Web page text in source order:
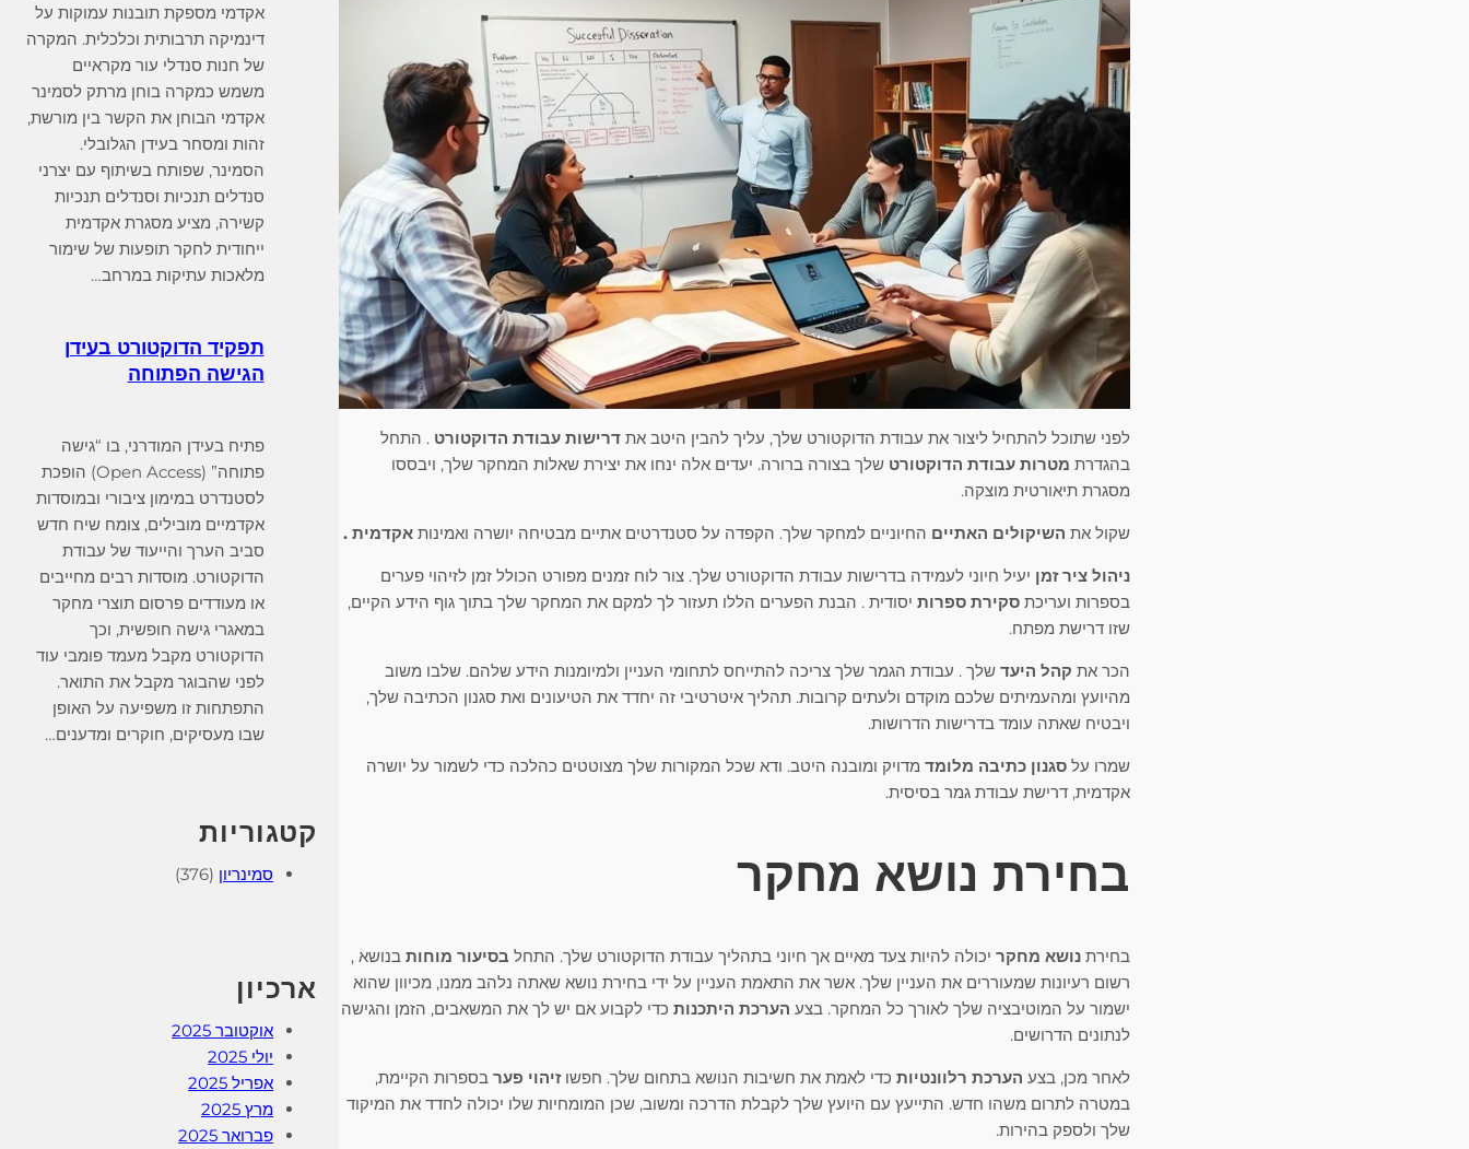
לפני שתוכל להתחיל ליצור את עבודת הדוקטורט שלך, עליך להבין היטב אתדרישות עבודת הדוקטורט . התחל
בהגדרת מטרות עבודת הדוקטורט שלך בצורה ברורה. יעדים אלה ינחו את יצירת שאלות המחקר שלך, ויבססו
מסגרת תיאורטית מוצקה.
שקול את השיקולים האתיים החיוניים למחקר שלך. הקפדה על סטנדרטים אתיים מבטיחה יושרה ואמינותאקדמית .
ניהול ציר זמן יעיל חיוני לעמידה בדרישות עבודת הדוקטורט שלך. צור לוח זמנים מפורט הכולל זמן לזיהוי פערים
בספרות ועריכתסקירת ספרות יסודית . הבנת הפערים הללו תעזור לך למקם את המחקר שלך בתוך גוף הידע הקיים,
שזו דרישת מפתח.
הכר את קהל היעד שלך . עבודת הגמר שלך צריכה להתייחס לתחומי העניין ולמיומנות הידע שלהם. שלבו משוב
מהיועץ ומהעמיתים שלכם מוקדם ולעתים קרובות. תהליך איטרטיבי זה יחדד את הטיעונים ואת סגנון הכתיבה שלך,
ויבטיח שאתה עומד בדרישות הדרושות.
שמרו עלסגנון כתיבה מלומד מדויק ומובנה היטב. ודא שכל המקורות שלך מצוטטים כהלכה כדי לשמור על יושרה
אקדמית, דרישת עבודת גמר בסיסית.
בחירת נושא מחקר
בחירתנושא מחקר יכולה להיות צעד מאיים אך חיוני בתהליך עבודת הדוקטורט שלך. התחל בסיעור מוחות בנושא ,
רשום רעיונות שמעוררים את העניין שלך. אשר את התאמת העניין על ידי בחירת נושא שאתה נלהב ממנו, מכיוון שהוא
ישמור על המוטיבציה שלך לאורך כל המחקר. בצע הערכת היתכנות כדי לקבוע אם יש לך את המשאבים, הזמן והגישה
לנתונים הדרושים.
לאחר מכן, בצע הערכת רלוונטיות כדי לאמת את חשיבות הנושא בתחום שלך. חפשוזיהוי פער בספרות הקיימת,
במטרה לתרום משהו חדש. התייעץ עם היועץ שלך לקבלת הדרכה ומשוב, שכן המומחיות שלו יכולה לחדד את המיקוד
שלך ולספק בהירות.
אקדמי מספקת תובנות עמוקות על
דינמיקה תרבותית וכלכלית. המקרה
של חנות סנדלי עור מקראיים
משמש כמקרה בוחן מרתק לסמינר
אקדמי הבוחן את הקשר בין מורשת,
זהות ומסחר בעידן הגלובלי.
הסמינר, שפותח בשיתוף עם יצרני
סנדלים תנכיות וסנדלים תנכיות
קשירה, מציע מסגרת אקדמית
ייחודית לחקר תופעות של שימור
מלאכות עתיקות במרחב…
תפקיד הדוקטורט בעידן
הגישה הפתוחה
פתיח בעידן המודרני, בו “גישה
פתוחה” (Open Access) הופכת
לסטנדרט במימון ציבורי ובמוסדות
אקדמיים מובילים, צומח שיח חדש
סביב הערך והייעוד של עבודת
הדוקטורט. מוסדות רבים מחייבים
או מעודדים פרסום תוצרי מחקר
במאגרי גישה חופשית, וכך
הדוקטורט מקבל מעמד פומבי עוד
לפני שהבוגר מקבל את התואר.
התפתחות זו משפיעה על האופן
שבו מעסיקים, חוקרים ומדענים…
קטגוריות
סמינריון (376)
ארכיון
אוקטובר 2025
יולי 2025
אפריל 2025
מרץ 2025
פברואר 2025